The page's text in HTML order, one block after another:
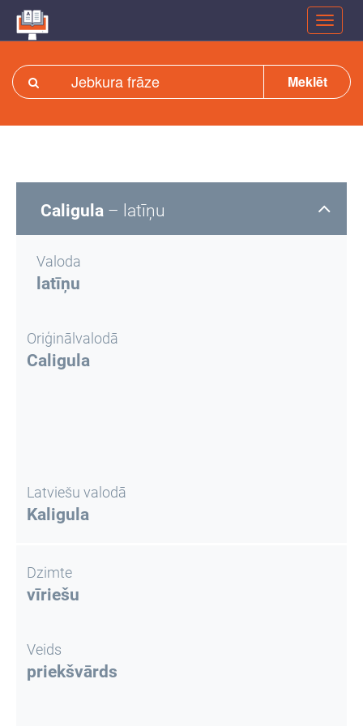
Meklēt
Caligula – latīņu
Valoda
latīņu
Oriģinālvalodā
Caligula
Latviešu valodā
Kaligula
Dzimte
vīriešu
Veids
priekšvārds